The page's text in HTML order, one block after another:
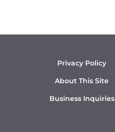
Privacy Policy
About This Site
Business Inquiries